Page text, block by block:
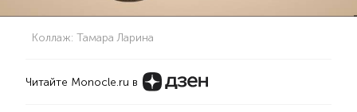
Коллаж: Тамара Ларина
Читайте Monocle.ru в